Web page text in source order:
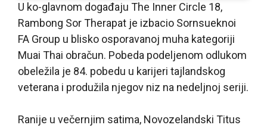
U ko-glavnom događaju The Inner Circle 18,
Rambong Sor Therapat je izbacio Sornsueknoi
FA Group u blisko osporavanoj muha kategoriji
Muai Thai obračun. Pobeda podeljenom odlukom
obeležila je 84. pobedu u karijeri tajlandskog
veterana i produžila njegov niz na nedeljnoj seriji.
Ranije u večernjim satima, Novozelandski Titus